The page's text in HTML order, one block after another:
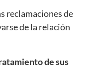
reclamaciones de
de la relación
de sus